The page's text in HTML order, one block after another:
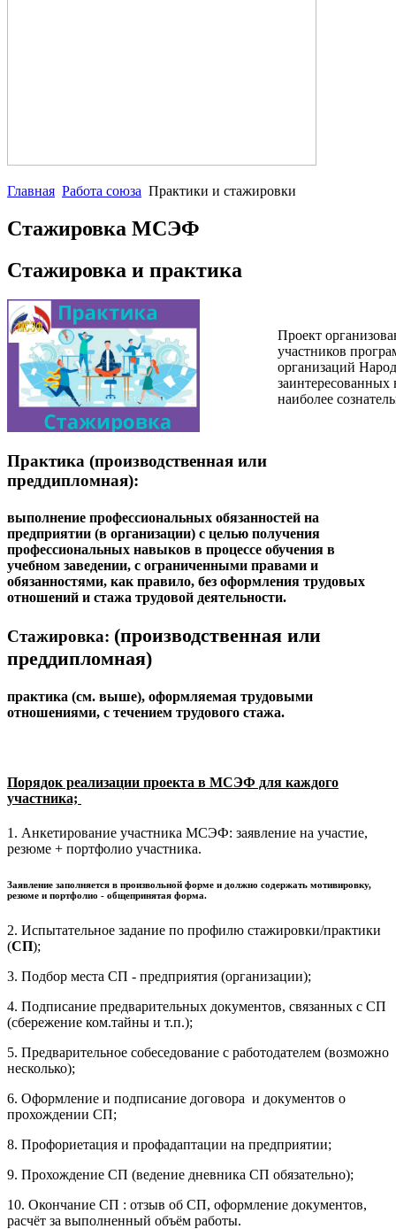
Главная Работа союза Практики и стажировки
Стажировка МСЭФ
Стажировка и практика
Проект
участников
организаций
заинтересованных
наиболее
Практика (производственная или
преддипломная):
выполнение профессиональных обязанностей на
предприятии (в организации) с целью получения
профессиональных навыков в процессе обучения в
учебном заведении, с ограниченными правами и
обязанностями, как правило, без оформления трудовых
отношений и стажа трудовой деятельности.
Стажировка: (производственная или
преддипломная)
практика (см. выше), оформляемая трудовыми
отношениями, с течением трудового стажа.
Порядок реализации проекта в МСЭФ для каждого
участника;
1. Анкетирование участника МСЭФ: заявление на участие,
резюме + портфолио участника.
Заявление заполняется в произвольной форме и должно содержать мотивировку,
резюме и портфолио - общепринятая форма.
2. Испытательное задание по профилю стажировки/практики
(СП);
3. Подбор места СП - предприятия (организации);
4. Подписание предварительных документов, связанных с СП
(сбережение ком.тайны и т.п.);
5. Предварительное собеседование с работодателем (возможно
несколько);
6. Оформление и подписание договора и документов о
прохождении СП;
8. Профориетация и профадаптации на предприятии;
9. Прохождение СП (ведение дневника СП обязательно);
10. Окончание СП : отзыв об СП, оформление документов,
расчёт за выполненный объём работы.